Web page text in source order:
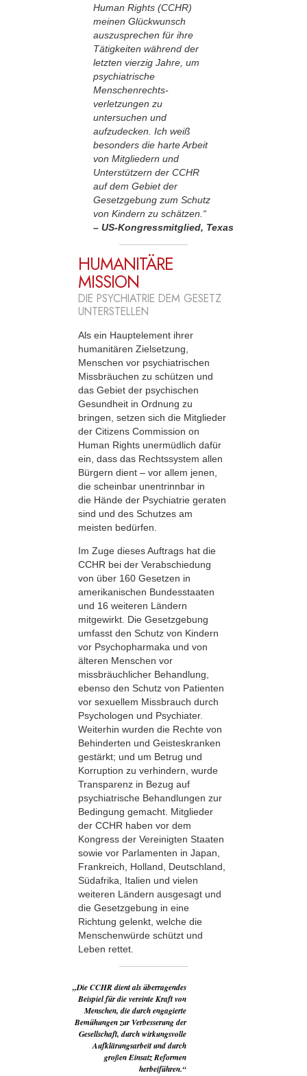
Human Rights (CCHR)
meinen Glückwunsch
auszusprechen für ihre
Tätigkeiten während der
letzten vierzig Jahre, um
psychiatrische
Menschenrechts­
verletzungen zu
untersuchen und
aufzudecken. Ich weiß
besonders die harte Arbeit
von Mitgliedern und
Unterstützern der CCHR
auf dem Gebiet der
Gesetzgebung zum Schutz
von Kindern zu schätzen.“
– US-Kongressmitglied, Texas
HUMANITÄRE
MISSION
DIE PSYCHIATRIE DEM GESETZ
UNTERSTELLEN
Als ein Hauptelement ihrer
humanitären Zielsetzung,
Menschen vor psychiatrischen
Missbräuchen zu schützen und
das Gebiet der psychischen
Gesundheit in Ordnung zu
bringen, setzen sich die Mitglieder
der Citizens Commission on
Human Rights unermüdlich dafür
ein, dass das Rechtssystem allen
Bürgern dient – vor allem jenen,
die scheinbar unentrinnbar in
die Hände der Psychiatrie geraten
sind und des Schutzes am
meisten bedürfen.
Im Zuge dieses Auftrags hat die
CCHR bei der Verabschiedung
von über 160 Gesetzen in
amerikanischen Bundesstaaten
und 16 weiteren Ländern
mitgewirkt. Die Gesetzgebung
umfasst den Schutz von Kindern
vor Psychopharmaka und von
älteren Menschen vor
missbräuchlicher Behandlung,
ebenso den Schutz von Patienten
vor sexuellem Missbrauch durch
Psychologen und Psychiater.
Weiterhin wurden die Rechte von
Behinderten und Geisteskranken
gestärkt; und um Betrug und
Korruption zu verhindern, wurde
Transparenz in Bezug auf
psychiatrische Behandlungen zur
Bedingung gemacht. Mitglieder
der CCHR haben vor dem
Kongress der Vereinigten Staaten
sowie vor Parlamenten in Japan,
Frankreich, Holland, Deutschland,
Südafrika, Italien und vielen
weiteren Ländern ausgesagt und
die Gesetzgebung in eine
Richtung gelenkt, welche die
Menschenwürde schützt und
Leben rettet.
„Die CCHR dient als überragendes
Beispiel für die vereinte Kraft von
Menschen, die durch engagierte
Bemühungen zur Verbesserung der
Gesellschaft, durch wirkungsvolle
Aufklärungsarbeit und durch
großen Einsatz Reformen
herbeiführen.“